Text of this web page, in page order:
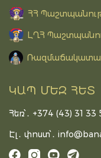
ՀՀ
ԼՂՀ
ԿԱՊ ՄԵԶ ՀԵՏ
Հեռ՝․ +374 (43) 31 33
Էլ․ փոստ՝․